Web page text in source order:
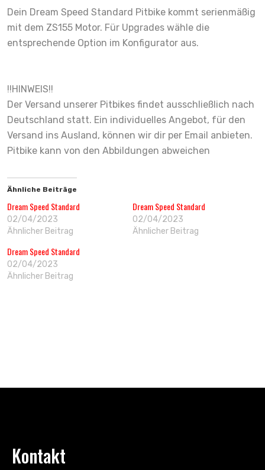
Dein Dream Speed Standard Pitbike kommt serienmäßig
mit dem ZS155 Motor. Für Upgrades wähle die
entsprechende Option im Konfigurator aus.
!!HINWEIS!!
Der Versand unserer Pitbikes findet ausschließlich nach
Deutschland statt. Ein individuelles Angebot, für den
Versand ins Ausland, können wir dir per Email anbieten.
Pitbike kann von den Abbildungen abweichen
Ähnliche Beiträge
Dream Speed Standard
02/04/2023
Ähnlicher Beitrag
Dream Speed Standard
02/04/2023
Ähnlicher Beitrag
Dream Speed Standard
02/04/2023
Ähnlicher Beitrag
Kontakt